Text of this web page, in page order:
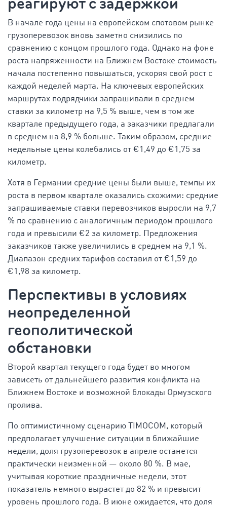
В начале года цены на европейском спотовом рынке
грузоперевозок вновь заметно снизились по
сравнению с концом прошлого года. Однако на фоне
роста напряженности на Ближнем Востоке стоимость
начала постепенно повышаться, ускоряя свой рост с
каждой неделей марта. На ключевых европейских
маршрутах подрядчики запрашивали в среднем
ставки за километр на 9,5 % выше, чем в том же
квартале предыдущего года, а заказчики предлагали
в среднем на 8,9 % больше. Таким образом, средние
недельные цены колебались от €1,49 до €1,75 за
километр.
Хотя в Германии средние цены были выше, темпы их
роста в первом квартале оказались схожими: средние
запрашиваемые ставки перевозчиков выросли на 9,7
% по сравнению с аналогичным периодом прошлого
года и превысили €2 за километр. Предложения
заказчиков также увеличились в среднем на 9,1 %.
Диапазон средних тарифов составил от €1,59 до
€1,98 за километр.
Перспективы в условиях
неопределeнной
геополитической
обстановки
Второй квартал текущего года будет во многом
зависеть от дальнейшего развития конфликта на
Ближнем Востоке и возможной блокады Ормузского
пролива.
По оптимистичному сценарию TIMOCOM, который
предполагает улучшение ситуации в ближайшие
недели, доля грузоперевозок в апреле останется
практически неизменной — около 80 %. В мае,
учитывая короткие праздничные недели, этот
показатель немного вырастет до 82 % и превысит
уровень прошлого года. В июне ожидается, что доля